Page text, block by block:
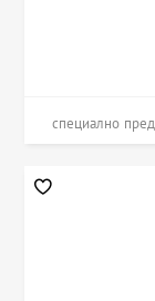
специално